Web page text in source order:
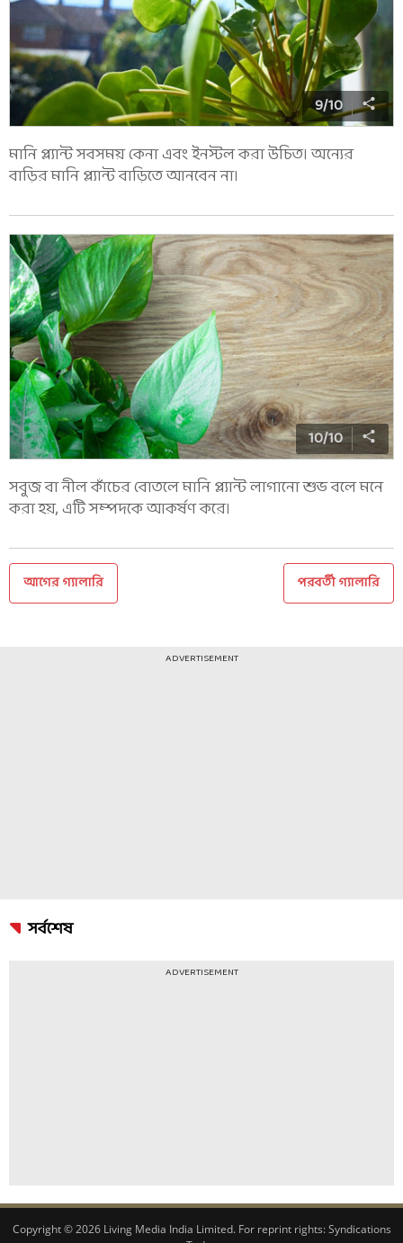
9/10
মানি প্ল্যান্ট সবসময় কেনা এবং ইনস্টল করা উচিত। অন্যের
বাড়ির মানি প্ল্যান্ট বাড়িতে আনবেন না।
10/10
সবুজ বা নীল কাঁচের বোতলে মানি প্ল্যান্ট লাগানো শুভ বলে মনে
করা হয়, এটি সম্পদকে আকর্ষণ করে।
আগের গ্যালারি পরবর্তী গ্যালারি
ADVERTISEMENT
সর্বশেষ
ADVERTISEMENT
Copyright © 2026 Living Media India Limited. For reprint rights:Syndications